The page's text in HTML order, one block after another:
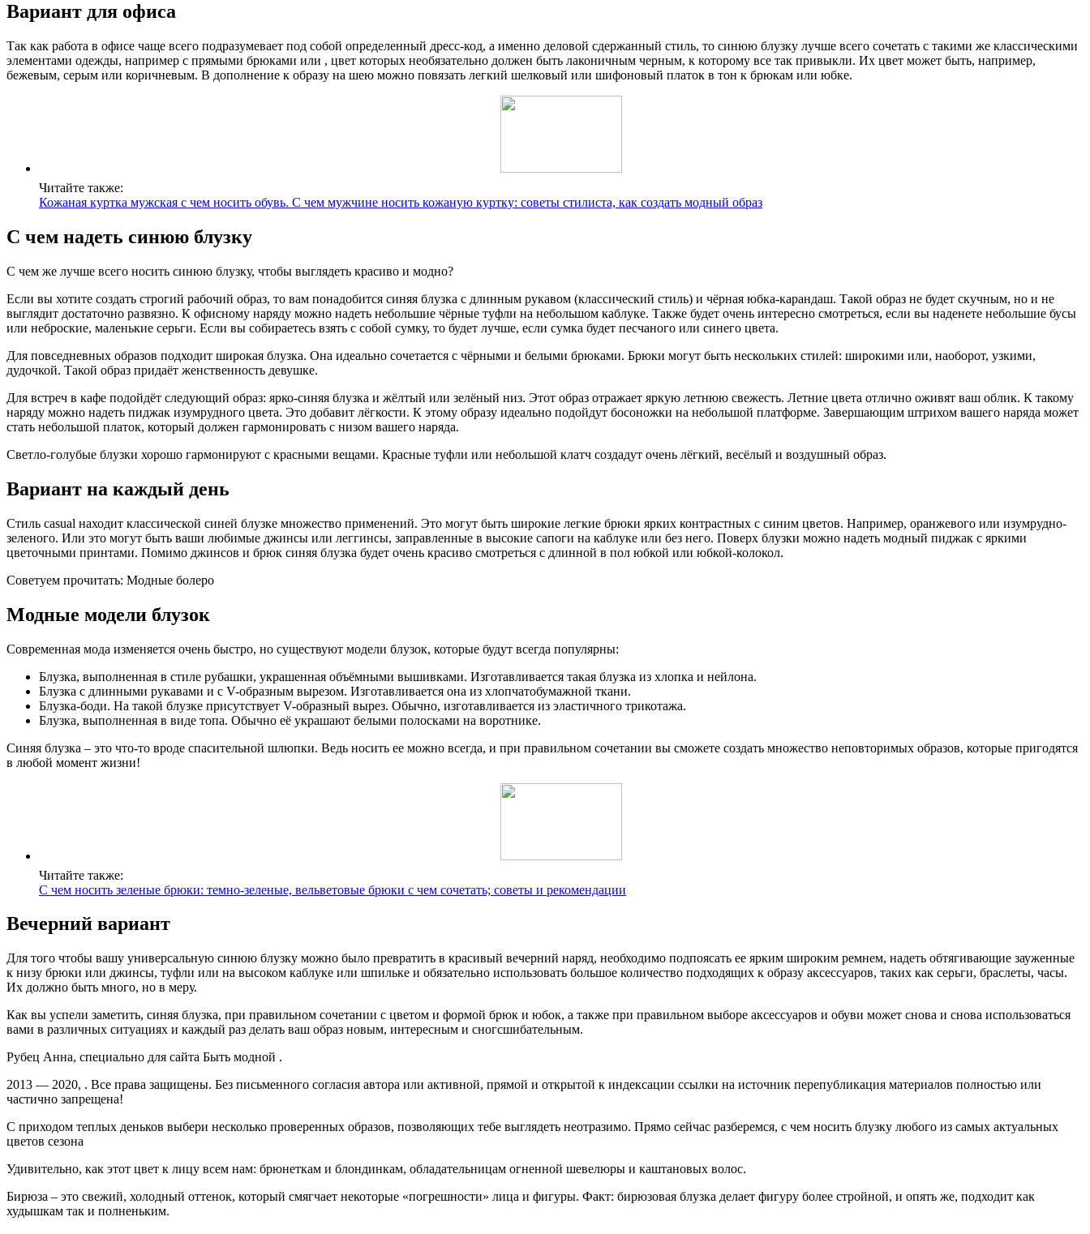
Вариант для офиса
Так как работа в офисе чаще всего подразумевает под собой определенный дресс-код, а именно деловой сдержанный стиль, то синюю блузку лучше всего сочетать с такими же классическими
элементами одежды, например с прямыми брюками или , цвет которых необязательно должен быть лаконичным черным, к которому все так привыкли. Их цвет может быть, например,
бежевым, серым или коричневым. В дополнение к образу на шею можно повязать легкий шелковый или шифоновый платок в тон к брюкам или юбке.
Читайте также:
Кожаная куртка мужская с чем носить обувь. С чем мужчине носить кожаную куртку: советы стилиста, как создать модный образ
С чем надеть синюю блузку
С чем же лучше всего носить синюю блузку, чтобы выглядеть красиво и модно?
Если вы хотите создать строгий рабочий образ, то вам понадобится синяя блузка с длинным рукавом (классический стиль) и чёрная юбка-карандаш. Такой образ не будет скучным, но и не
выглядит достаточно развязно. К офисному наряду можно надеть небольшие чёрные туфли на небольшом каблуке. Также будет очень интересно смотреться, если вы наденете небольшие бусы
или неброские, маленькие серьги. Если вы собираетесь взять с собой сумку, то будет лучше, если сумка будет песчаного или синего цвета.
Для повседневных образов подходит широкая блузка. Она идеально сочетается с чёрными и белыми брюками. Брюки могут быть нескольких стилей: широкими или, наоборот, узкими,
дудочкой. Такой образ придаёт женственность девушке.
Для встреч в кафе подойдёт следующий образ: ярко-синяя блузка и жёлтый или зелёный низ. Этот образ отражает яркую летнюю свежесть. Летние цвета отлично оживят ваш облик. К такому
наряду можно надеть пиджак изумрудного цвета. Это добавит лёгкости. К этому образу идеально подойдут босоножки на небольшой платформе. Завершающим штрихом вашего наряда может
стать небольшой платок, который должен гармонировать с низом вашего наряда.
Светло-голубые блузки хорошо гармонируют с красными вещами. Красные туфли или небольшой клатч создадут очень лёгкий, весёлый и воздушный образ.
Вариант на каждый день
Стиль casual находит классической синей блузке множество применений. Это могут быть широкие легкие брюки ярких контрастных с синим цветов. Например, оранжевого или изумрудно-
зеленого. Или это могут быть ваши любимые джинсы или леггинсы, заправленные в высокие сапоги на каблуке или без него. Поверх блузки можно надеть модный пиджак с яркими
цветочными принтами. Помимо джинсов и брюк синяя блузка будет очень красиво смотреться с длинной в пол юбкой или юбкой-колокол.
Советуем прочитать: Модные болеро
Модные модели блузок
Современная мода изменяется очень быстро, но существуют модели блузок, которые будут всегда популярны:
Блузка, выполненная в стиле рубашки, украшенная объёмными вышивками. Изготавливается такая блузка из хлопка и нейлона.
Блузка с длинными рукавами и с V-образным вырезом. Изготавливается она из хлопчатобумажной ткани.
Блузка-боди. На такой блузке присутствует V-образный вырез. Обычно, изготавливается из эластичного трикотажа.
Блузка, выполненная в виде топа. Обычно её украшают белыми полосками на воротнике.
Синяя блузка – это что-то вроде спасительной шлюпки. Ведь носить ее можно всегда, и при правильном сочетании вы сможете создать множество неповторимых образов, которые пригодятся
в любой момент жизни!
Читайте также:
С чем носить зеленые брюки: темно-зеленые, вельветовые брюки с чем сочетать; советы и рекомендации
Вечерний вариант
Для того чтобы вашу универсальную синюю блузку можно было превратить в красивый вечерний наряд, необходимо подпоясать ее ярким широким ремнем, надеть обтягивающие зауженные
к низу брюки или джинсы, туфли или на высоком каблуке или шпильке и обязательно использовать большое количество подходящих к образу аксессуаров, таких как серьги, браслеты, часы.
Их должно быть много, но в меру.
Как вы успели заметить, синяя блузка, при правильном сочетании с цветом и формой брюк и юбок, а также при правильном выборе аксессуаров и обуви может снова и снова использоваться
вами в различных ситуациях и каждый раз делать ваш образ новым, интересным и сногсшибательным.
Рубец Анна, специально для сайта Быть модной .
2013 — 2020, . Все права защищены. Без письменного согласия автора или активной, прямой и открытой к индексации ссылки на источник перепубликация материалов полностью или
частично запрещена!
С приходом теплых деньков выбери несколько проверенных образов, позволяющих тебе выглядеть неотразимо. Прямо сейчас разберемся, с чем носить блузку любого из самых актуальных
цветов сезона
Удивительно, как этот цвет к лицу всем нам: брюнеткам и блондинкам, обладательницам огненной шевелюры и каштановых волос.
Бирюза – это свежий, холодный оттенок, который смягчает некоторые «погрешности» лица и фигуры. Факт: бирюзовая блузка делает фигуру более стройной, и опять же, подходит как
худышкам так и полненьким.